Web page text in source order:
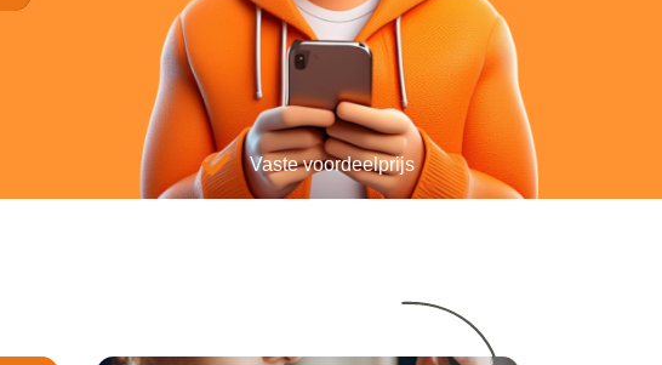
Vaste voordeelprijs